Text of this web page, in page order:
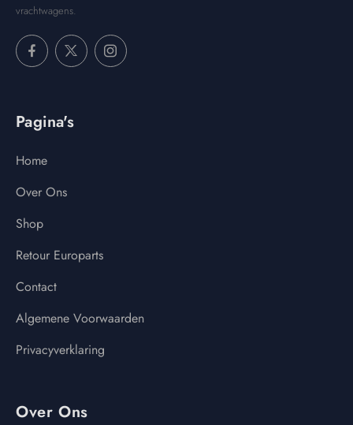
vrachtwagens.
Pagina's
Home
Over Ons
Shop
Retour Europarts
Contact
Algemene Voorwaarden
Privacyverklaring
Over Ons